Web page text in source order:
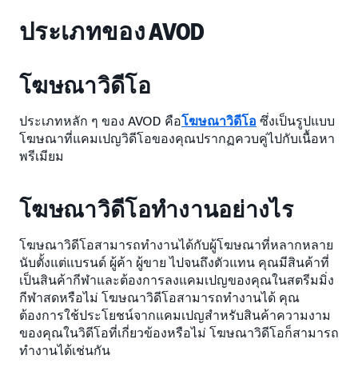
ประเภทของ AVOD
โฆษณาวิดีโอ
ประเภทหลัก ๆ ของ AVOD คือโฆษณาวิดีโอ ซึ่งเป็นรูปแบบ
โฆษณาที่แคมเปญวิดีโอของคุณปรากฏควบคู่ไปกับเนื้อหา
พรีเมียม
โฆษณาวิดีโอทำงานอย่างไร
โฆษณาวิดีโอสามารถทำงานได้กับผู้โฆษณาที่หลากหลาย
นับตั้งแต่แบรนด์ ผู้ค้า ผู้ขาย ไปจนถึงตัวแทน คุณมีสินค้าที่
เป็นสินค้ากีฬาและต้องการลงแคมเปญของคุณในสตรีมมิ่ง
กีฬาสดหรือไม่ โฆษณาวิดีโอสามารถทำงานได้ คุณ
ต้องการใช้ประโยชน์จากแคมเปญสำหรับสินค้าความงาม
ของคุณในวิดีโอที่เกี่ยวข้องหรือไม่ โฆษณาวิดีโอก็สามารถ
ทำงานได้เช่นกัน